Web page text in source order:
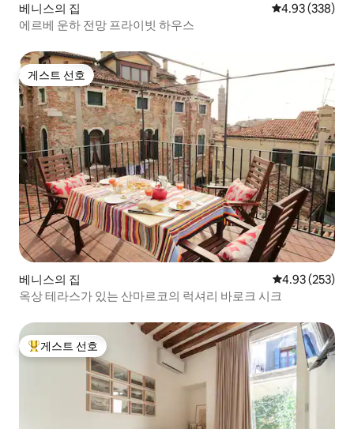
베니스의 집 평점 4.93점(5
4.93 (338)
에르베 운하 전망 프라이빗 하우스
게스트 선호
게스트 선호
베니스의 집 평점 4.93점(5
4.93 (253)
옥상 테라스가 있는 산마르코의 럭셔리 바로크 시크
상위 게스트 선호
게스트 선호